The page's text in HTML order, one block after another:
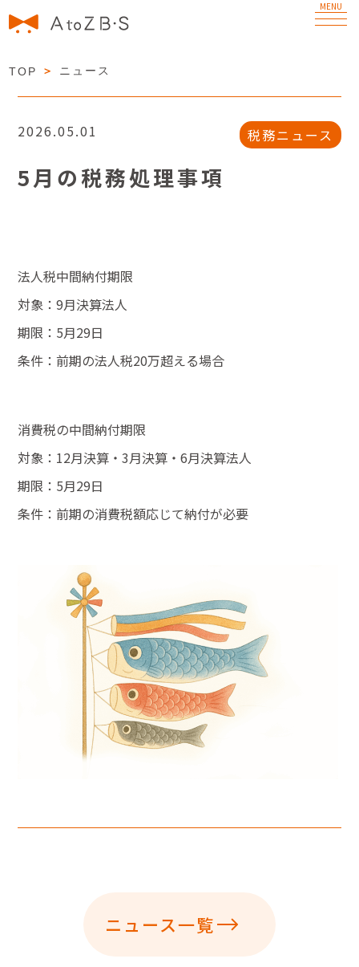
経営理念
サービス
私たちについて
NEWS
お問い合わせ
CONTACT
税務・相続・建設許可取得はこちら
MENU
TOP ＞ ニュース
2026.05.01 税務ニュース
5月の税務処理事項
法人税中間納付期限
対象：9月決算法人
期限：5月29日
条件：前期の法人税20万超える場合
消費税の中間納付期限
対象：12月決算・3月決算・6月決算法人
期限：5月29日
条件：前期の消費税額応じて納付が必要
ニュース一覧